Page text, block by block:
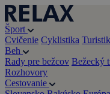
Šport
Cvičenie Cyklistika
Beh
Rady pre bežcov Bežecký
Rozhovory
Cestovanie